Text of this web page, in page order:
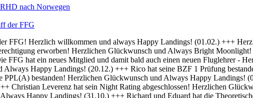
nach Norwegen
der FFG
bestanden! Herzlichen Glückwunsch und Always Happy Students! (29.07.) +++ Marek hat seine Prüfung für die Instrumentenflugberechtigung bestanden! Gratulation und weiterhin Happy Landings! (17.07.) +++ Sebastian und Julian haben die Prüfung zum Class Rating Instructor bestanden! Herzlichen Glückwunsch und Always Happy Students! (16.07.) +++ Christian hat seine PPL-Prüfung bestanden! Herzlichen Glückwunsch und always Happy Landings! (04.07.) +++ Marc hat die theoretische Prüfung bestanden! Herzlichen Glückwunsch und weiterhin Happy Landings! (27.06.) +++ Clemens hat seine praktische PPL-Prüfung bestanden! Herzlichen Glückwunsch und always Happy Landings! (12.06.) +++ Wir begrüßen Hanna als neues Mitglied der FFG! Viel Spass und always Happy Landings! (03.06.) +++ Herzlich Willkommen bei der FFG, Christian! Viel Spaß und Erfolg bei deiner Ausbildung (26.05.) +++ Richard hat seinen 1. Solo-Flug absolviert. Herzlichen Glückwunsch und Always Happy Landings! (21.05.) +++ Die FFG hat ein neues Vereinsmitglied. Herzlich Willkommen, Christian, und viele schöne Flüge. (14.05.) +++ Hendrik hat die LAPL-Prüfung bestanden! Herzlichen Glückwunsch und Always Happy Landings! (12.04.) +++ Wir begrüßen Malte als neues Mitglied der FFG! Viel Spass und always Happy Landings! (01.04.) +++ Herzlich Willkommen bei der FFG, Tim-Oliver! Viel Spaß und Erfolg bei deiner Ausbildung! (01.04.) +++ Felix und Norman haben die Nachtflugberechtigung erworben! Herzlichen Glückwunsch und Always Bright Moonlight! (18.03.) +++ Daniel hat die Nachtflugberechtigung erworben! Herzlichen Glückwunsch und Always Bright Moonlight! (29.02.) +++ Stefan hat seine praktische PPL-Prüfung bestanden! Gratulation und weiterhin Happy Landings! (16.02.) +++ Max hat seine Nachtflugqualifikation erhalten. Herzlichen Glückwünsch und Always happy landings! (28.01.) +++ >>> Bristell D-ENYY eingetroffen <<< Herzlich Willkommen bei der FFG, Eduard! Viel Spaß und Erfolg bei deiner Ausbildung! (15.01.) +++ Die FFG hat zwei neue Mitglieder und Flugschüler. Herzlich willkommen an Viveik und Tim und viel Spaß bei der Ausbildung (01.12.) +++ Clemens hat die Theoretische Prüfung bestanden! Herzlichen Glückwunsch und weiterhin viel Erfolg bei Deiner Ausbildung (16.11.) +++ André hat seinen ersten Alleinflug absolviert! Herzlichen Glückwunsch und weiterhin viel Erfolg bei Deiner Ausbildung (15.09.) +++ Daniel hat seine PPL-Prüfung bestanden! Herzlichen Glückwunsch und weiterhin Happy Landings! (11.09.) +++ Clemens ist seine ersten Solo Platzrunden geflogen. Herzlichen Glückwunsch und weiterhin viel Erfolg bei Deiner Ausbildung (09.09.) +++ Stefan hat seine Instrumentenflugberechtigung erworben! Herzlichen Glückwunsch und Always Happy Landings! (06.09.) +++ Wir gratulieren Marc zum ersten Soloflug! Herzlichen Glückwunsch und weiterhin viel Erfolg bei Deiner Ausbildung (24.08.) +++ Vincent hat seine theoretische Prüfung bestanden! Herzlichen Glückwunsch und weiterhin viel Erfolg bei Deiner Ausbildung (10.08.) +++ Stefan hat seine Theorieprüfung bestanden! Herzlichen Glückwunsch und weiterhin viel Erfolg bei Deiner Ausbildung (27.07.) +++ Julian hat die IR-Prüfung bestanden! Herzlichen Glückwunsch und Always Happy Landings. (25.07.) +++ Oliver hat die Praktische Prüfung bestanden! Herzlichen Glückwunsch und Always Happy Landings. (12.06.) +++ Und eine PPL mehr.... Glückwunsch Luis zur Lizenz. (27.04.) +++ Michel und Clemens haben heute die Theoretische Prüfung bestanden! Glückwunsch euch beiden und viel Erfolg bei der Praxis. (06.04.) +++ Daniel hat seine LAPL-Prüfung bestanden! Herzlichen Glückwunsch und Always Happy Landings. (29.03.) +++ Glückwunsch zum ersten Solo, Stefan! Ein